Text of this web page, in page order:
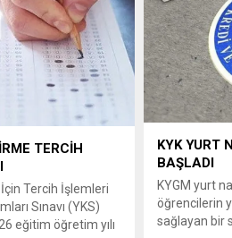
tarihinde
adresinden
şifreleriyle
ilişkin
Adaylara ve
TERCİH
Tercih İşlemleri
Sınavı (YKS)
eğitim öğretim yılı
KYK YURT
BAŞLADI
KYGM yurt
öğrencilerin
sağlayan bir